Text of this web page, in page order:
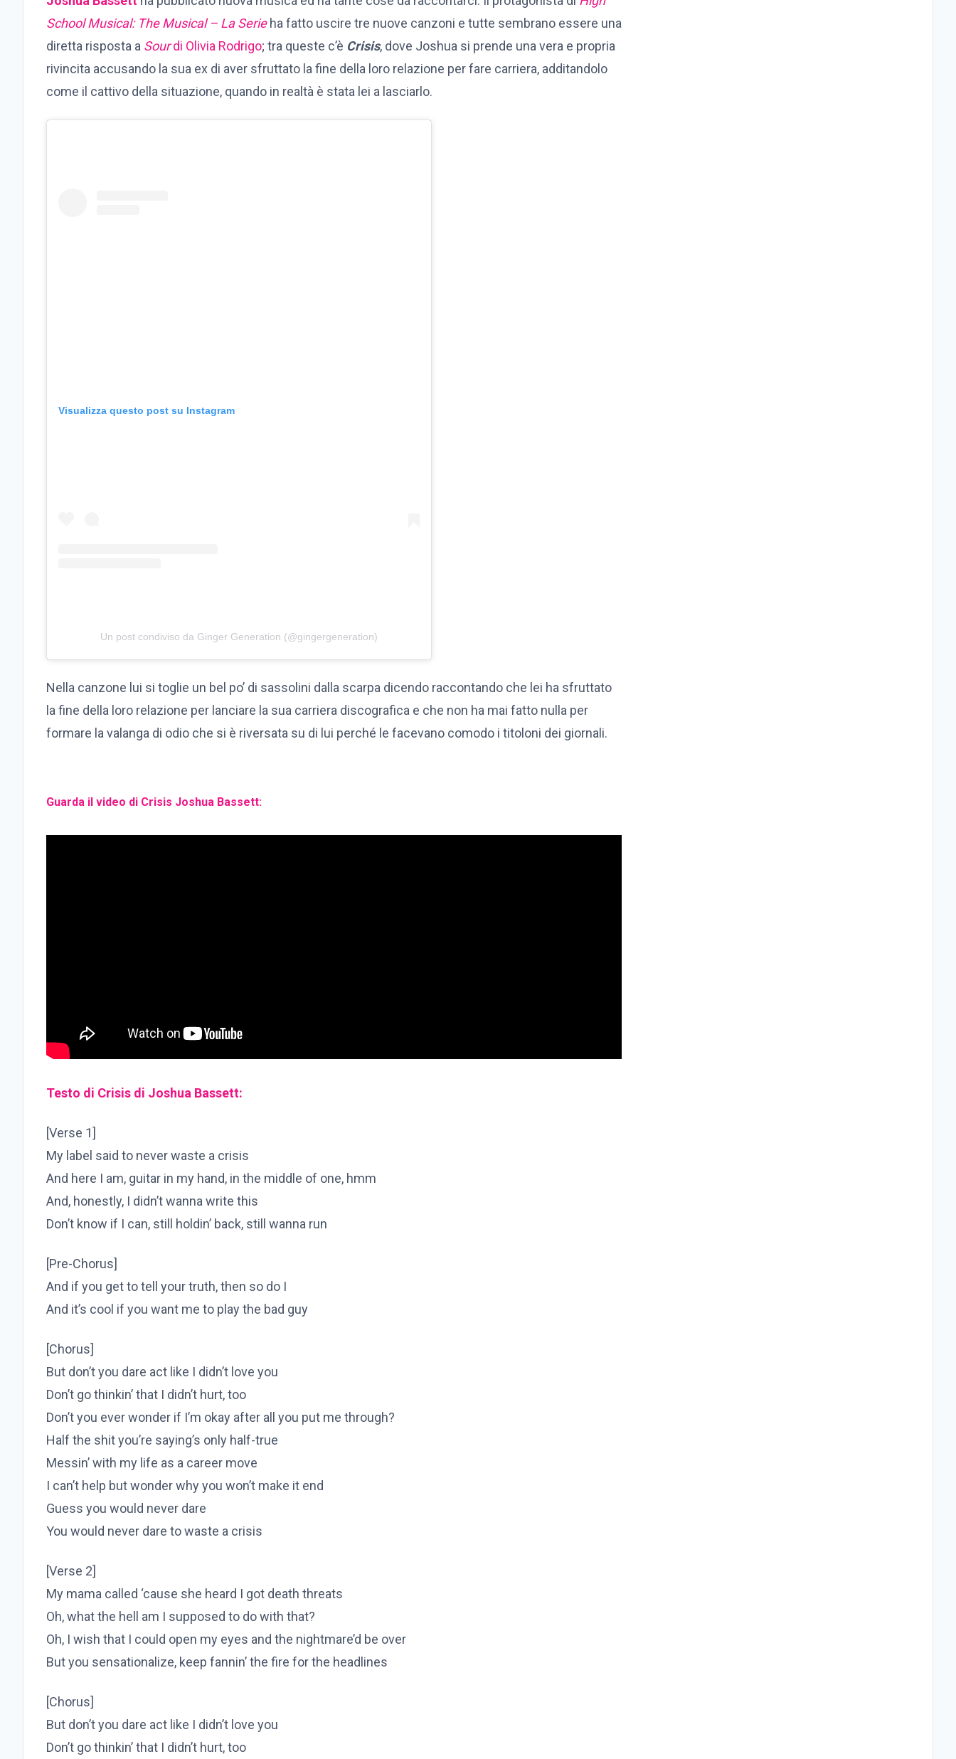
School Musical: The Musical – La Serieha fatto uscire tre nuove canzoni e tutte sembrano essere una
diretta risposta a Sourdi Olivia Rodrigo; tra queste c’è Crisis, dove Joshua si prende una vera e propria
rivincita accusando la sua ex di aver sfruttato la fine della loro relazione per fare carriera, additandolo
come il cattivo della situazione, quando in realtà è stata lei a lasciarlo.
Visualizza questo post su Instagram
Un post condiviso da Ginger Generation (@gingergeneration)
Nella canzone lui si toglie un bel po’ di sassolini dalla scarpa dicendo raccontando che lei ha sfruttato
la fine della loro relazione per lanciare la sua carriera discografica e che non ha mai fatto nulla per
formare la valanga di odio che si è riversata su di lui perché le facevano comodo i titoloni dei giornali.
Guarda il video di Crisis Joshua Bassett:
Testo di Crisis di Joshua Bassett:
[Verse 1]
My label said to never waste a crisis
And here I am, guitar in my hand, in the middle of one, hmm
And, honestly, I didn’t wanna write this
Don’t know if I can, still holdin’ back, still wanna run
[Pre-Chorus]
And if you get to tell your truth, then so do I
And it’s cool if you want me to play the bad guy
[Chorus]
But don’t you dare act like I didn’t love you
Don’t go thinkin’ that I didn’t hurt, too
Don’t you ever wonder if I’m okay after all you put me through?
Half the shit you’re saying’s only half-true
Messin’ with my life as a career move
I can’t help but wonder why you won’t make it end
Guess you would never dare
You would never dare to waste a crisis
[Verse 2]
My mama callеd ‘cause she heard I got dеath threats
Oh, what the hell am I supposed to do with that?
Oh, I wish that I could open my eyes and the nightmare’d be over
But you sensationalize, keep fannin’ the fire for the headlines
[Chorus]
But don’t you dare act like I didn’t love you
Don’t go thinkin’ that I didn’t hurt, too